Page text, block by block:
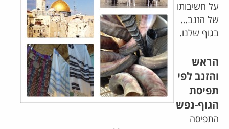
על חשיבותו
של הזנב…
בגוף שלנו.
הראש
והזנב לפי
תפיסת
הגוף-נפש
התפיסה